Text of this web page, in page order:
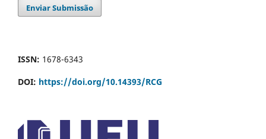
Enviar Submissão
ISSN: 1678-6343
DOI: https://doi.org/10.14393/RCG